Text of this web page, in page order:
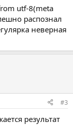
utf-8(meta
распознал
неверная
#3
результат